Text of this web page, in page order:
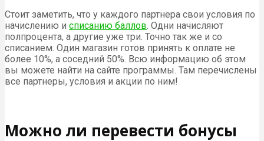
Стоит заметить, что у каждого партнера свои условия по
начислению и списанию баллов . Одни начисляют
полпроцента, а другие уже три. Точно так же и со
списанием. Один магазин готов принять к оплате не
более 10%, а соседний 50%. Всю информацию об этом
вы можете найти на сайте программы. Там перечислены
все партнеры, условия и акции по ним!
Можно ли перевести бонусы